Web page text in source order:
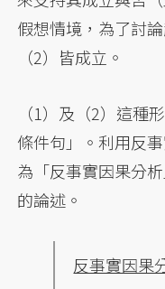
假想情境，為了討
（2）皆成立。
（1）及（2）這種
條件句」。利用反
為「反事實因果分
的論述。
反事實因果